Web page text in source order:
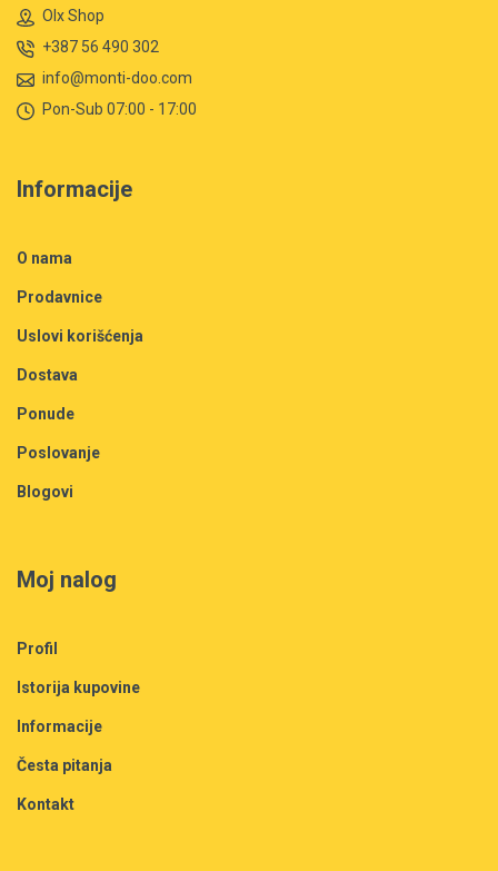
Olx Shop
+387 56 490 302
info@monti-doo.com
Pon-Sub 07:00 - 17:00
Informacije
O nama
Prodavnice
Uslovi korišćenja
Dostava
Ponude
Poslovanje
Blogovi
Moj nalog
Profil
Istorija kupovine
Informacije
Česta pitanja
Kontakt